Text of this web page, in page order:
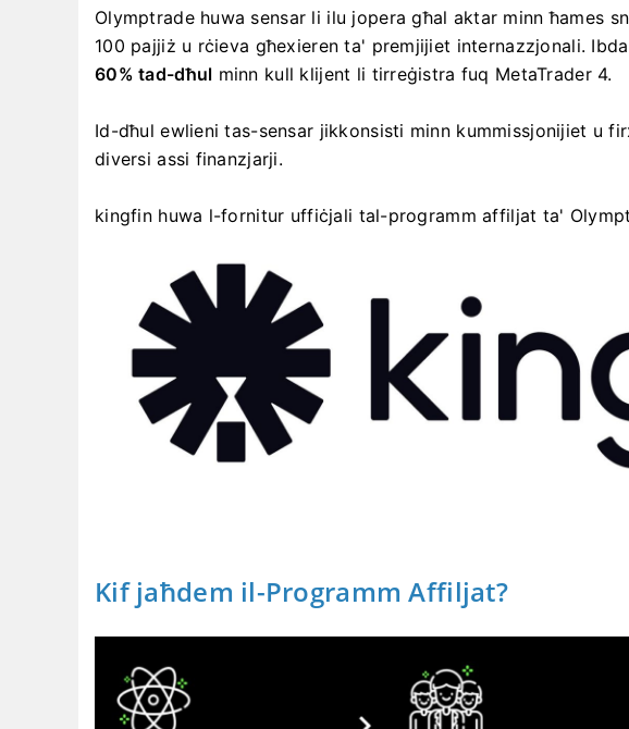
Olymptrade huwa sensar li ilu jopera għal aktar minn ħames
100 pajjiż u rċieva għexieren ta' premjijiet internazzjonali.
60% tad-dħul minn kull klijent li tirreġistra fuq MetaTrader 4.
Id-dħul ewlieni tas-sensar jikkonsisti minn kummissjonijiet u
diversi assi finanzjarji.
kingfin huwa l-fornitur uffiċjali tal-programm affiljat ta'
Kif jaħdem il-Programm Affiljat?